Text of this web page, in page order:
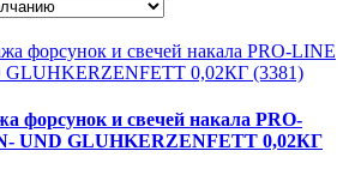
форсунок и свечей накала PRO-
UND GLUHKERZENFETT 0,02КГ